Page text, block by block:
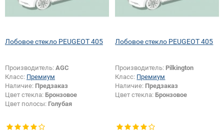
Лобовое стекло PEUGEOT 405
Производитель: AGC
Класс: Премиум
Наличие: Предзаказ
Цвет стекла: Бронзовое
Цвет полосы: Голубая
Лобовое стекло PEUGEOT 405
Производитель: Pilkington
Класс: Премиум
Наличие: Предзаказ
Цвет стекла: Бронзовое